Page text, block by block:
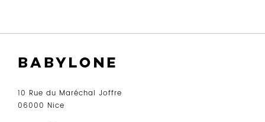
10 Rue du Maréchal Joffre
06000 Nice